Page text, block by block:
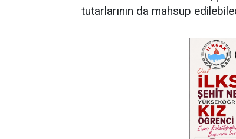
tutarlarının da mahsup